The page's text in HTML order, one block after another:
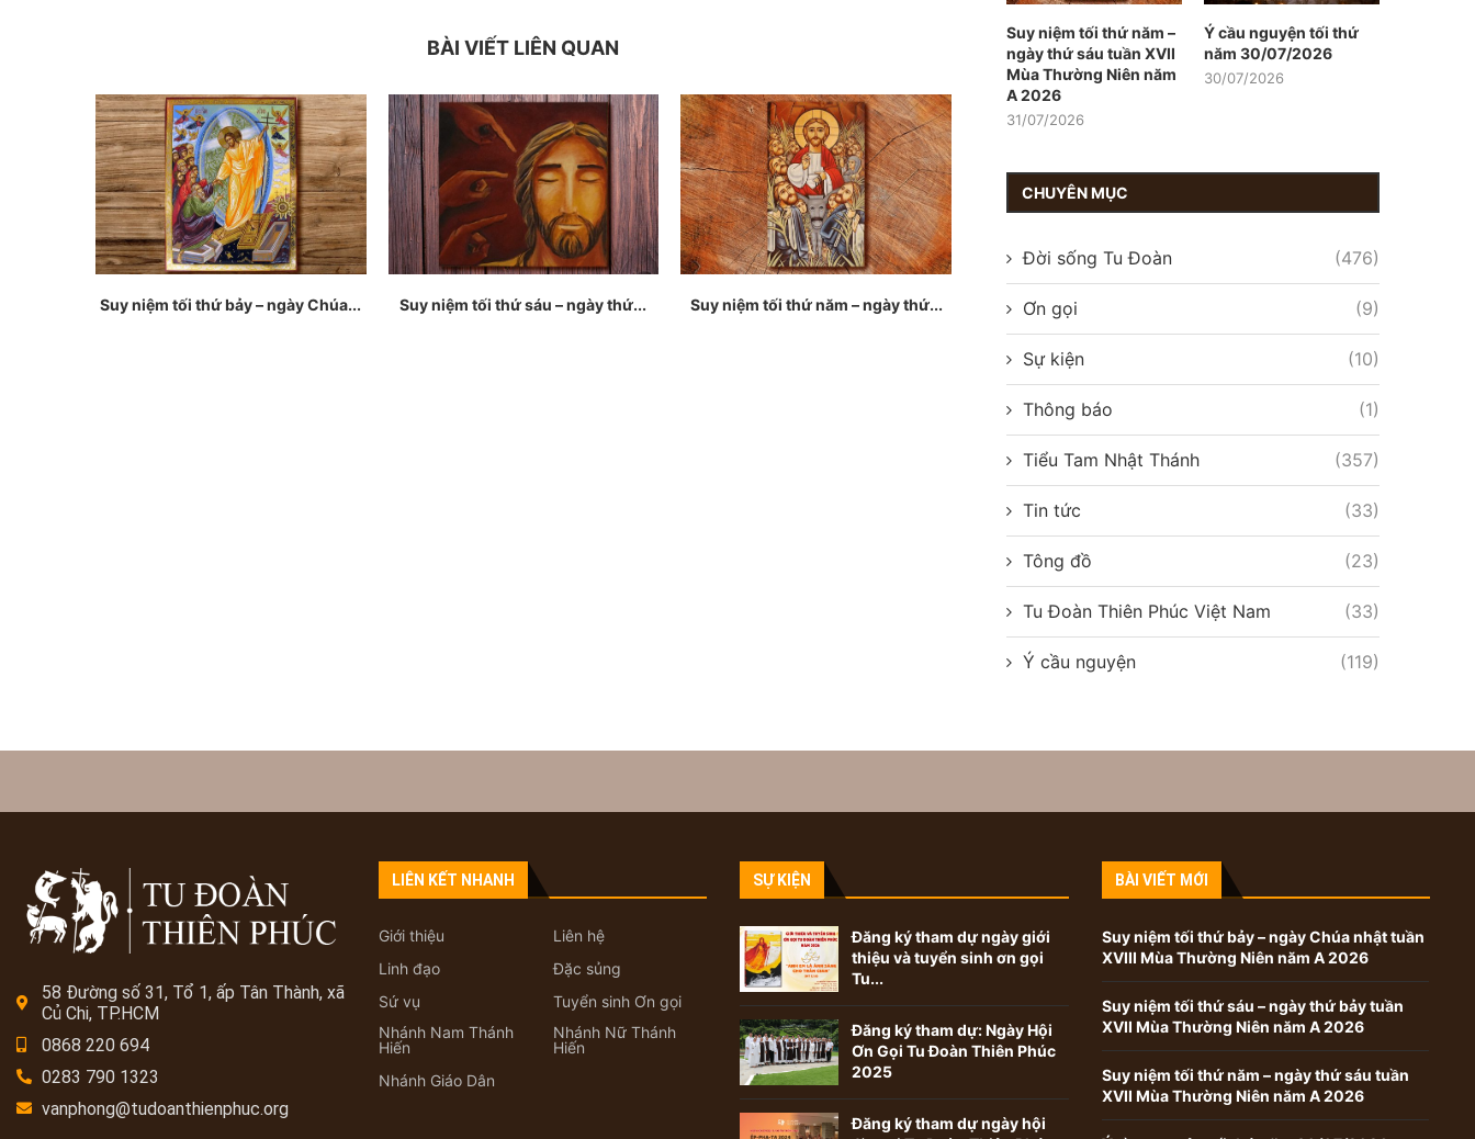
BÀI VIẾT LIÊN QUAN
Suy niệm tối thứ bảy – ngày Chúa... Suy niệm tối thứ sáu – ngày thứ... Suy niệm tối thứ năm – ngày thứ...
Suy niệm tối thứ năm –
ngày thứ sáu tuần XVII
Mùa Thường Niên năm
A 2026
31/07/2026
Ý cầu nguyện tối thứ
năm 30/07/2026
30/07/2026
CHUYÊN MỤC
Đời sống Tu Đoàn (476)
Ơn gọi (9)
Sự kiện (10)
Thông báo (1)
Tiểu Tam Nhật Thánh (357)
Tin tức (33)
Tông đồ (23)
Tu Đoàn Thiên Phúc Việt Nam (33)
Ý cầu nguyện (119)
58 Đường số 31, Tổ 1, ấp Tân Thành, xã
Củ Chi, TP.HCM
0868 220 694
0283 790 1323
vanphong@tudoanthienphuc.org
LIÊN KẾT NHANH
Giới thiệu
Liên hệ
Linh đạo
Đặc sủng
Sứ vụ
Tuyển sinh Ơn gọi
Nhánh Nam Thánh
Hiến
Nhánh Nữ Thánh
Hiến
Nhánh Giáo Dân
SỰ KIỆN
Đăng ký tham dự ngày giới
thiệu và tuyển sinh ơn gọi
Tu...
Đăng ký tham dự: Ngày Hội
Ơn Gọi Tu Đoàn Thiên Phúc
2025
Đăng ký tham dự ngày hội
BÀI VIẾT MỚI
Suy niệm tối thứ bảy – ngày Chúa nhật tuần
XVIII Mùa Thường Niên năm A 2026
Suy niệm tối thứ sáu – ngày thứ bảy tuần
XVII Mùa Thường Niên năm A 2026
Suy niệm tối thứ năm – ngày thứ sáu tuần
XVII Mùa Thường Niên năm A 2026